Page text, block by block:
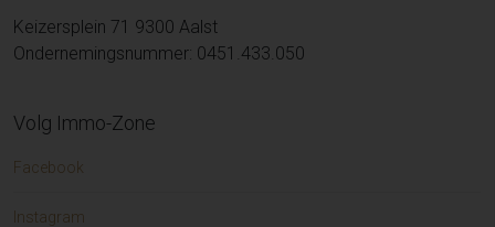
Keizersplein 71 9300 Aalst
Ondernemingsnummer: 0451.433.050
Volg Immo-Zone
Facebook
Instagram